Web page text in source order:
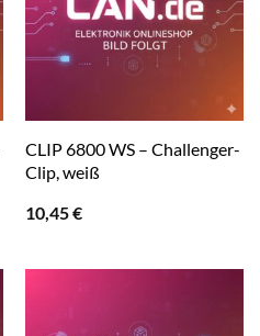
CLIP 6800 WS – Challenger-
Clip, weiß
10,45€